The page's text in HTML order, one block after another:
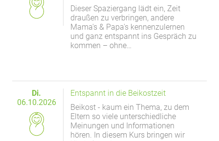
Dieser Spaziergang lädt ein, Zeit
draußen zu verbringen, andere
Mama's & Papa's kennenzulernen
und ganz entspannt ins Gespräch zu
kommen – ohne…
Di.
06.10.2026
Entspannt in die Beikostzeit
Beikost - kaum ein Thema, zu dem
Eltern so viele unterschiedliche
Meinungen und Informationen
hören. In diesem Kurs bringen wir